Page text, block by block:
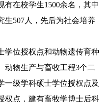
在校学生1500余名，其中
生507人，先后为社会培养
学位授权点和动物遗传育种
动物生产与畜牧工程3个二
一级学科硕士学位授权点及
权点，建有畜牧学博士后科